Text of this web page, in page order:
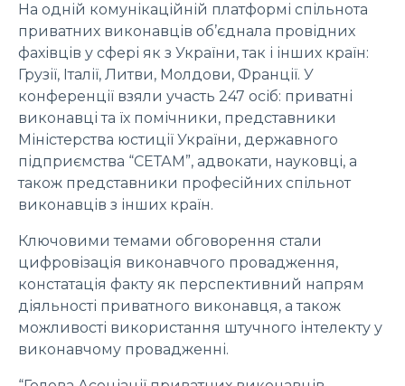
На одній комунікаційній платформі спільнота
приватних виконавців об’єднала провідних
фахівців у сфері як з України, так і інших країн:
Грузії, Італії, Литви, Молдови, Франції. У
конференції взяли участь 247 осіб: приватні
виконавці та їх помічники, представники
Міністерства юстиції України, державного
підприємства “СЕТАМ”, адвокати, науковці, а
також представники професійних спільнот
виконавців з інших країн.
Ключовими темами обговорення стали
цифровізація виконавчого провадження,
констатація факту як перспективний напрям
діяльності приватного виконавця, а також
можливості використання штучного інтелекту у
виконавчому провадженні.